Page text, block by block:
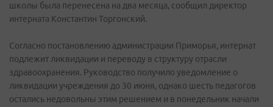
школы была перенесена на два месяца, сообщил директор
интерната Константин Торгонский.
Согласно постановлению администрации Приморья, интернат
подлежит ликвидации и переводу в структуру отрасли
здравоохранения. Руководство получило уведомление о
ликвидации учреждения до 30 июня, однако шесть педагогов
остались недовольны этим решением и в понедельник начали